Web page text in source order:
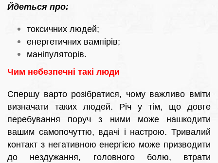
Йдеться про:
токсичних людей;
енергетичних вампірів;
маніпуляторів.
Чим небезпечні такі люди
Спершу варто розібратися, чому важливо вміти
визначати таких людей. Річ у тім, що довге
перебування поруч з ними може нашкодити
вашим самопочуттю, вдачі і настрою. Тривалий
контакт з негативною енергією може призводити
до нездужання, головного болю, втрати